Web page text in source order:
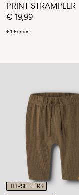
PRINT STRAMPLER
€ 19,99
+ 1 Farben
TOPSELLERS